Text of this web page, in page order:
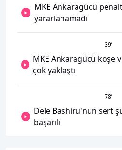
MKE Ankaragücü
yararlanamadı
39’
MKE Ankaragücü koşe
çok yaklaştı
78’
Dele Bashiru'nun sert
başarılı